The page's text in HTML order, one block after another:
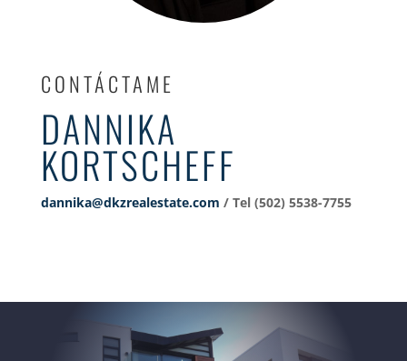
CONTÁCTAME
DANNIKA
KORTSCHEFF
dannika@dkzrealestate.com / Tel (502) 5538-7755‬